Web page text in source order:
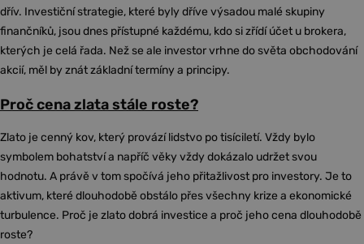
dřív. Investiční strategie, které byly dříve výsadou malé skupiny
finančníků, jsou dnes přístupné každému, kdo si zřídí účet u brokera,
kterých je celá řada. Než se ale investor vrhne do světa obchodování
akcií, měl by znát základní termíny a principy.
Proč cena zlata stále roste?
Zlato je cenný kov, který provází lidstvo po tisíciletí. Vždy bylo
symbolem bohatství a napříč věky vždy dokázalo udržet svou
hodnotu. A právě v tom spočívá jeho přitažlivost pro investory. Je to
aktivum, které dlouhodobě obstálo přes všechny krize a ekonomické
turbulence. Proč je zlato dobrá investice a proč jeho cena dlouhodobě
roste?